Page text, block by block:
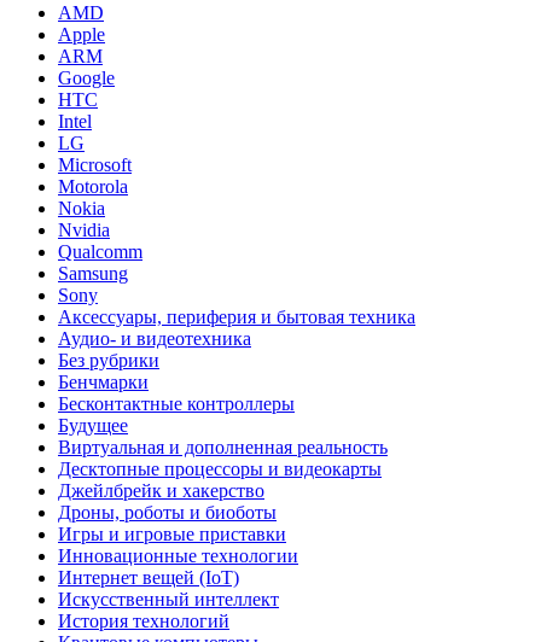
AMD
Apple
ARM
Google
HTC
Intel
LG
Microsoft
Motorola
Nokia
Nvidia
Qualcomm
Samsung
Sony
Аксессуары, периферия и бытовая техника
Аудио- и видеотехника
Без рубрики
Бенчмарки
Бесконтактные контроллеры
Будущее
Виртуальная и дополненная реальность
Десктопные процессоры и видеокарты
Джейлбрейк и хакерство
Дроны, роботы и биоботы
Игры и игровые приставки
Инновационные технологии
Интернет вещей (IoT)
Искусственный интеллект
История технологий